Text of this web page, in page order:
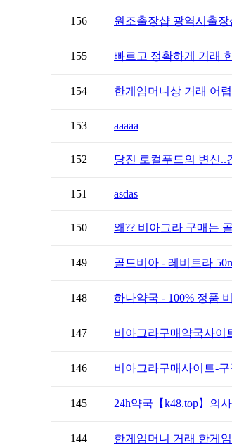
156 원조출장샵 광역시출
155 빠르고 정확하게 거래
154 한게임머니상 거래 어
153 aaaaa
152 당진 로컬푸드의 변신..
151 asdas
150 왜?? 비아그라 구매는
149 골드비아 - 레비트라
148 하나약국 - 100% 정품
147 비아그라구매약국사이
146 비아그라구매사이트-
145 24h약국【k48.tоp】의
144 한게임머니 거래 한게